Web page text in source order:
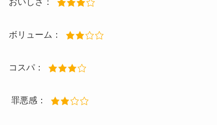
おいしさ：
ボリューム：
コスパ：
罪悪感：